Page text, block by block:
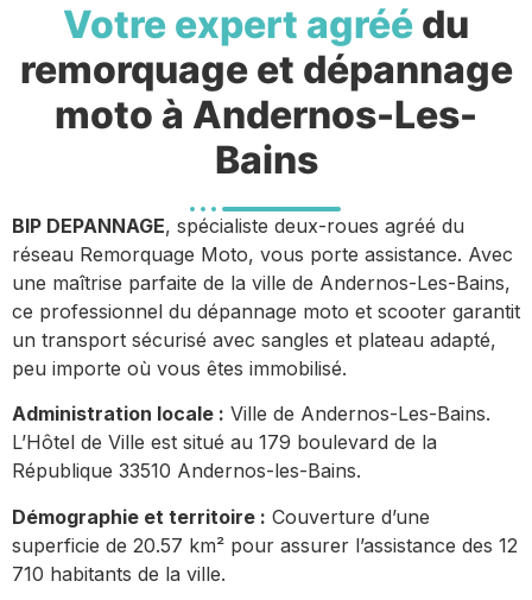
Votre expert agréé du
remorquage et dépannage
moto à Andernos-Les-
Bains
BIP DEPANNAGE, spécialiste deux-roues agréé du
réseau Remorquage Moto, vous porte assistance. Avec
une maîtrise parfaite de la ville de Andernos-Les-Bains,
ce professionnel du dépannage moto et scooter garantit
un transport sécurisé avec sangles et plateau adapté,
peu importe où vous êtes immobilisé.
Administration locale : Ville de Andernos-Les-Bains.
L’Hôtel de Ville est situé au 179 boulevard de la
République 33510 Andernos-les-Bains.
Démographie et territoire : Couverture d’une
superficie de 20.57 km² pour assurer l’assistance des 12
710 habitants de la ville.